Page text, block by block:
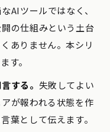
AIツールではなく、
の仕組みという土台
ありません。本シリ
す。
する。 失敗してよい
が報われる状態を作
葉として伝えます。